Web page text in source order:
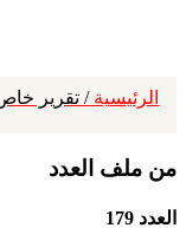
الرئيسية / تقرير
من ملف العدد
العدد 179